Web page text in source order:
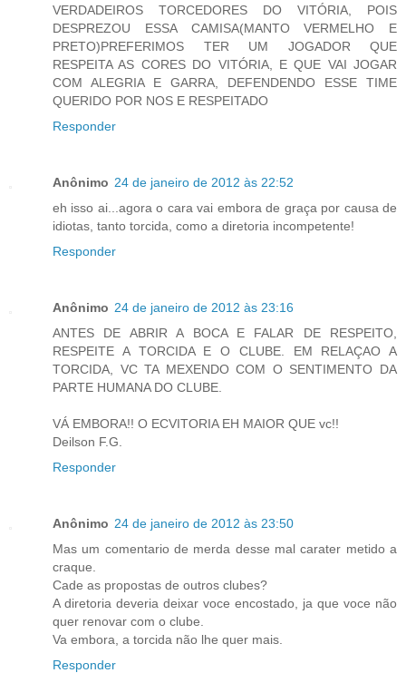
VERDADEIROS TORCEDORES DO VITÓRIA, POIS
DESPREZOU ESSA CAMISA(MANTO VERMELHO E
PRETO)PREFERIMOS TER UM JOGADOR QUE
RESPEITA AS CORES DO VITÓRIA, E QUE VAI JOGAR
COM ALEGRIA E GARRA, DEFENDENDO ESSE TIME
QUERIDO POR NOS E RESPEITADO
Responder
Anônimo 24 de janeiro de 2012 às 22:52
eh isso ai...agora o cara vai embora de graça por causa de
idiotas, tanto torcida, como a diretoria incompetente!
Responder
Anônimo 24 de janeiro de 2012 às 23:16
ANTES DE ABRIR A BOCA E FALAR DE RESPEITO,
RESPEITE A TORCIDA E O CLUBE. EM RELAÇAO A
TORCIDA, VC TA MEXENDO COM O SENTIMENTO DA
PARTE HUMANA DO CLUBE.
VÁ EMBORA!! O ECVITORIA EH MAIOR QUE vc!!
Deilson F.G.
Responder
Anônimo 24 de janeiro de 2012 às 23:50
Mas um comentario de merda desse mal carater metido a
craque.
Cade as propostas de outros clubes?
A diretoria deveria deixar voce encostado, ja que voce não
quer renovar com o clube.
Va embora, a torcida não lhe quer mais.
Responder